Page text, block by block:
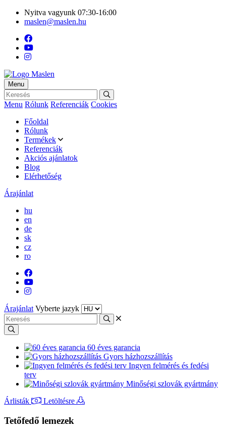
Nyitva vagyunk 07:30-16:00
maslen@maslen.hu
Menu
Menu Rólunk Referenciák Cookies
Főoldal
Rólunk
Termékek
Referenciák
Akciós ajánlatok
Blog
Elérhetőség
Árajánlat
hu
en
de
sk
cz
ro
Árajánlat Vyberte jazyk
60 éves garancia
Gyors házhozszállítás
Ingyen felmérés és fedési
terv
Minőségi szlovák gyártmány
Árlisták
Letöltésre
Tetőfedő lemezek